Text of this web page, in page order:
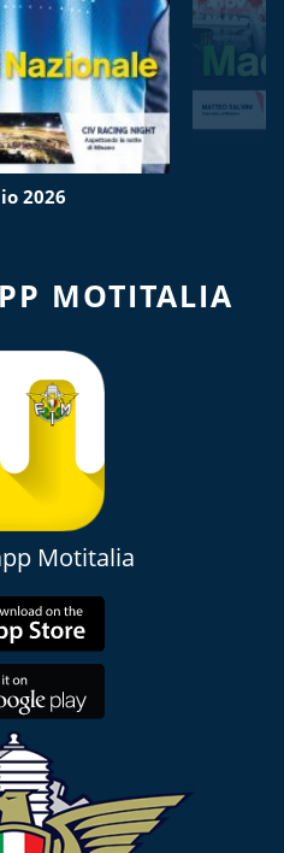
2026
MOTITALIA
Motitalia